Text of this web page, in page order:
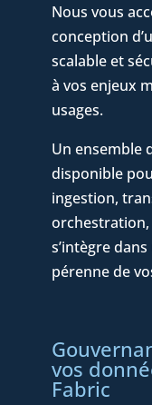
Nous vous
conception
scalable et
à vos enjeux
usages.
Un ensemble
disponible
ingestion,
orchestration,
s’intègre
pérenne de
vos
Fabric